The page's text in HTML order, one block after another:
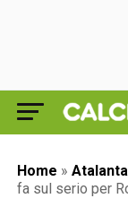
Home »
fa sul serio per